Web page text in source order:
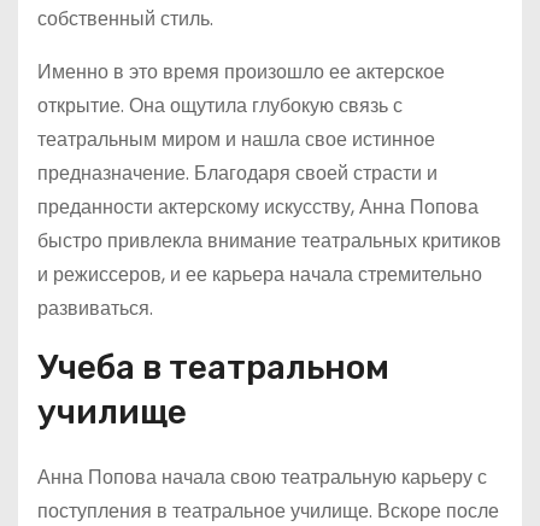
собственный стиль.
Именно в это время произошло ее актерское
открытие. Она ощутила глубокую связь с
театральным миром и нашла свое истинное
предназначение. Благодаря своей страсти и
преданности актерскому искусству, Анна Попова
быстро привлекла внимание театральных критиков
и режиссеров, и ее карьера начала стремительно
развиваться.
Учеба в театральном
училище
Анна Попова начала свою театральную карьеру с
поступления в театральное училище. Вскоре после